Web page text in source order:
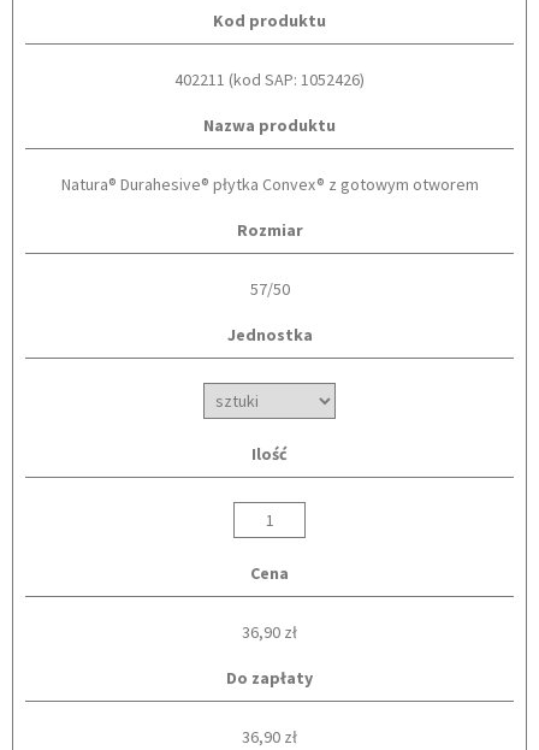
Kod produktu
402211 (kod SAP: 1052426)
Nazwa produktu
Natura® Durahesive® płytka Convex® z gotowym otworem
Rozmiar
57/50
Jednostka
Ilość
Cena
36,90 zł
Do zapłaty
36,90 zł